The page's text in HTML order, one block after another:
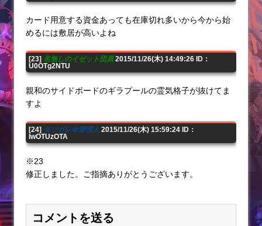
カード用意する資金あっても在庫切れ多いから今から始
めるには敷居が高いよね
[23] 名無しのイゼット団員2015/11/26(木) 14:49:26 ID：
U0OTg2NTU
親和のサイドボードのギラプールの霊気格子が抜けてま
すよ
[24] タソガレ＠管理人 2015/11/26(木) 15:59:24 ID：
IwOTUzOTA
※23
修正しました。ご指摘ありがとうございます。
コメントを送る